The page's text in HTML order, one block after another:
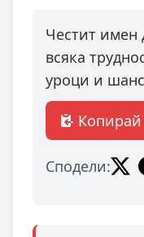
Честит
всяка
уроци и
Сподели: